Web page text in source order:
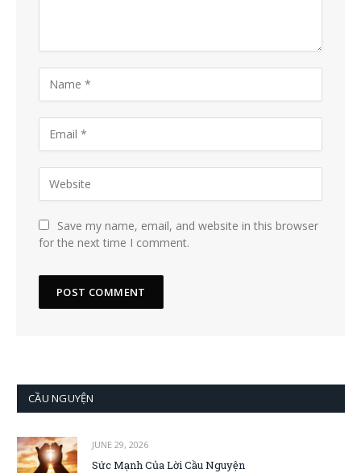
Save my name, email, and website in this browser
for the next time I comment.
CẦU NGUYỆN
JUNE 29, 2026
Sức Mạnh Của Lời Cầu Nguyện